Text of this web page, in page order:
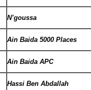
N’goussa
Ain Baida 5000 Places
Ain Baida APC
Hassi Ben Abdallah